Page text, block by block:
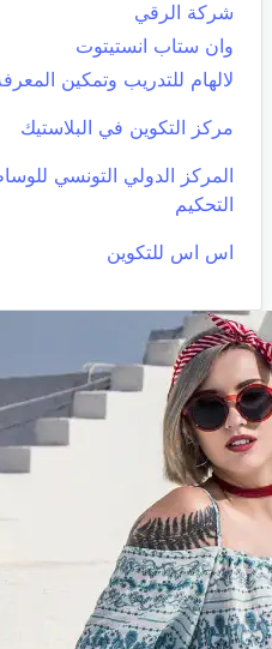
شركة الرقي
وان ستاب انستيتوت
لالهام للتدريب وتمكين
مركز التكوين في البلاستيك
المركز الدولي التونسي
التحكيم
اس اس للتكوين